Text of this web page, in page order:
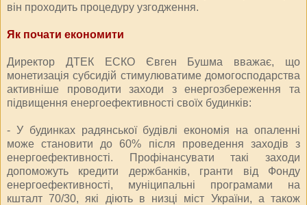
він проходить процедуру узгодження.
Як почати економити
Директор ДТЕК ЕСКО Євген Бушма вважає, що
монетизація субсидій стимулюватиме домогосподарства
активніше проводити заходи з енергозбереження та
підвищення енергоефективності своїх будинків:
- У будинках радянської будівлі економія на опаленні
може становити до 60% після проведення заходів з
енергоефективності. Профінансувати такі заходи
допоможуть кредити держбанків, гранти від Фонду
енергоефективності, муніципальні програмами на
кшталт 70/30, які діють в низці міст України, а також